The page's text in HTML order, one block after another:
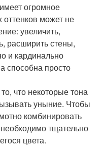
огромное
может не
увеличить,
расширить стены,
и кардинально
способна просто
что некоторые тона
уныние. Чтобы
комбинировать
тщательно
цвета.